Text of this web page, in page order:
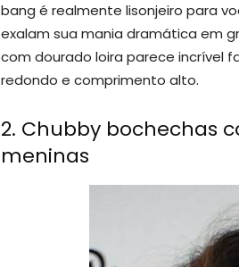
bang é realmente lisonjeiro para
exalam sua mania dramática em
com dourado loira parece incrível
redondo e comprimento alto.
2. Chubby bochechas
meninas